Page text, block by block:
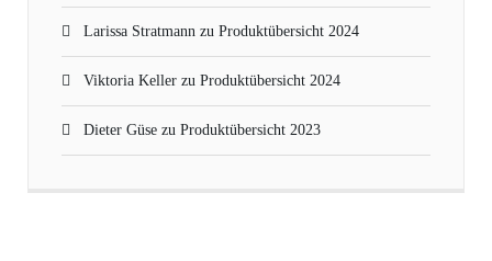
Larissa Stratmann zu Produktübersicht 2024
Viktoria Keller zu Produktübersicht 2024
Dieter Güse zu Produktübersicht 2023